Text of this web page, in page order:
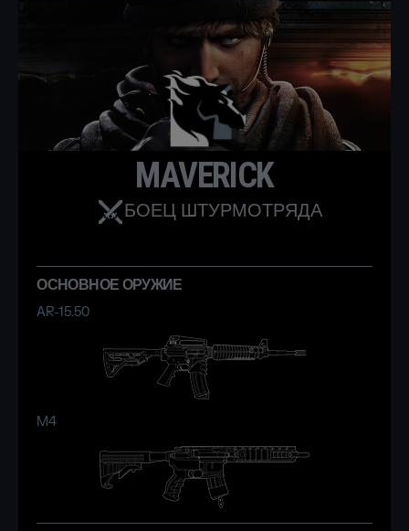
MAVERICK
БОЕЦ ШТУРМОТРЯДА
ОСНОВНОЕ ОРУЖИЕ
AR-15.50
M4